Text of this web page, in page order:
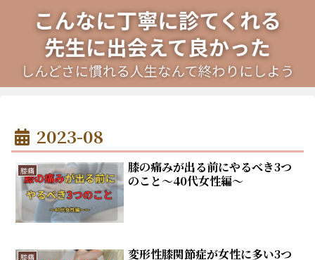
2023-08
膝痛
膝の痛みが出る前にやるべき3つ
のこと～40代女性編～
膝痛
変形性膝関節症が女性に多い3つ